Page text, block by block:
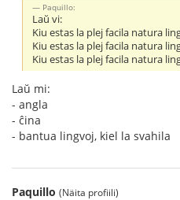
Paquillo:
Laŭ vi:
Kiu estas la plej facila natura
Kiu estas la plej facila natura
Kiu estas la plej facila natura
Laŭ mi:
- angla
- ĉina
- bantua lingvoj, kiel la svahila
Paquillo (Näita profiili)